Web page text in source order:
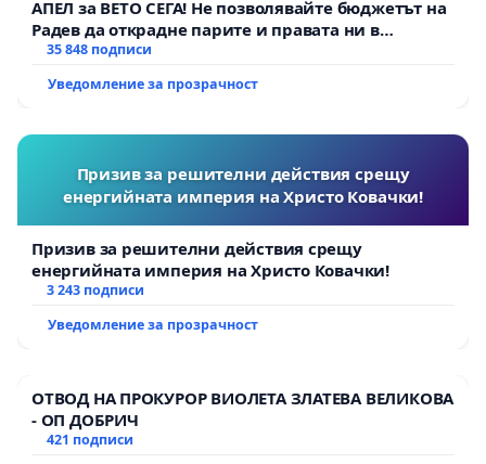
АПЕЛ за ВЕТО СЕГА! Не позволявайте бюджетът на
Радев да открадне парите и правата ни в
тъмното
35 848 подписи
Уведомление за прозрачност
Призив за решителни действия срещу
енергийната империя на Христо Ковачки!
Призив за решителни действия срещу
енергийната империя на Христо Ковачки!
3 243 подписи
Уведомление за прозрачност
ОТВОД НА ПРОКУРОР ВИОЛЕТА ЗЛАТЕВА ВЕЛИКОВА
- ОП ДОБРИЧ
421 подписи